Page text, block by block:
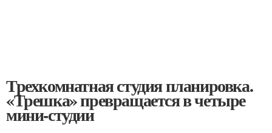
Трехкомнатная студия планировка.
«Трешка» превращается в четыре
мини-студии